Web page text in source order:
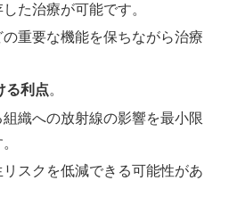
た治療が可能です。
重要な機能を保ちながら治療
る利点。
織への放射線の影響を最小限
スクを低減できる可能性があ